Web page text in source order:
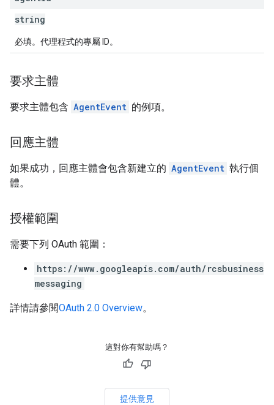
string
必填。代理程式的專屬 ID。
要求主體
要求主體包含 AgentEvent 的例項。
回應主體
如果成功，回應主體會包含新建立的 AgentEvent 執行個
體。
授權範圍
需要下列 OAuth 範圍：
https://www.googleapis.com/auth/rcsbusiness
messaging
詳情請參閱OAuth 2.0 Overview。
這對你有幫助嗎？
提供意見